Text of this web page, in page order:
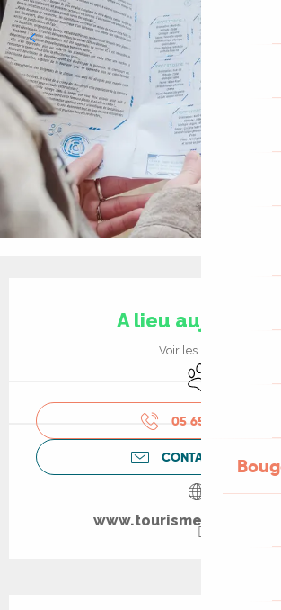
Ouverture et
A lieu aujourd'hui
Voir les horaires
Animaux
05 65 27 52
CONTACTEZ-NOUS
www.tourisme-